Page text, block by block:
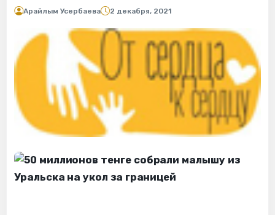
Арайлым Усербаева 2 декабря, 2021